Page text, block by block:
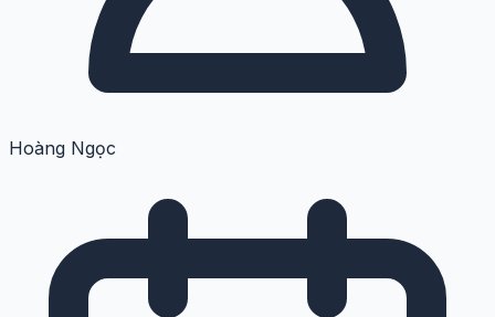
Hoàng Ngọc